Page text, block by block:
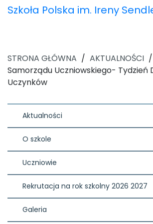
Szkoła Polska im. Ireny
STRONA GŁÓWNA / AKTUALNOŚCI /
Samorządu Uczniowskiego- Tydzień
Uczynków
Aktualności
O szkole
Uczniowie
Rekrutacja na rok szkolny 2026 2027
Galeria